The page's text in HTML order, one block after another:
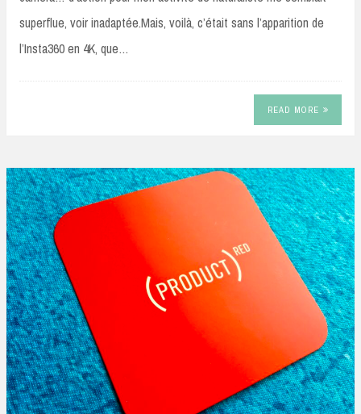
superflue, voir inadaptée.Mais, voilà, c’était sans l’apparition de
l’Insta360 en 4K, que…
READ MORE